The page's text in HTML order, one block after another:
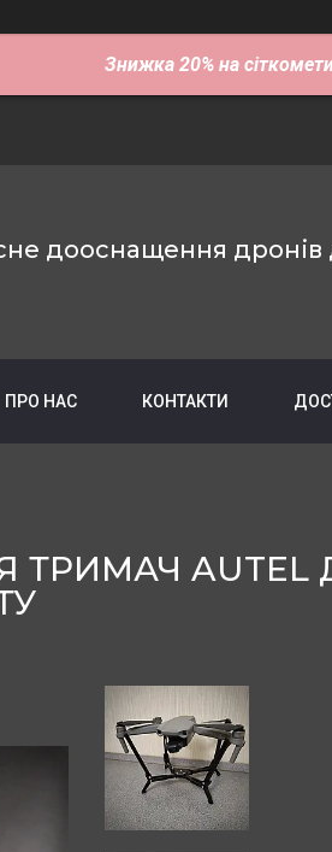
Знижка 20% на
дооснащення
ПРО НАС КОНТАКТИ
AUTEL